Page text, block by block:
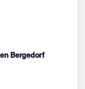
Bergedorf